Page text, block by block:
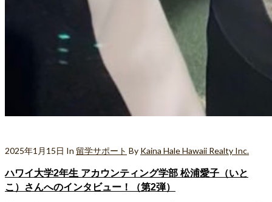
2025年1月15日 In 留学サポート By Kaina Hale Hawaii Realty Inc.
ハワイ大学2年生 アカウンティング学部 松浦愛子（いと
こ）さんへのインタビュー！（第2弾）